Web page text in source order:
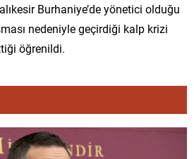
Burhaniye’de yönetici olduğu
nedeniyle geçirdiği kalp krizi
öğrenildi.